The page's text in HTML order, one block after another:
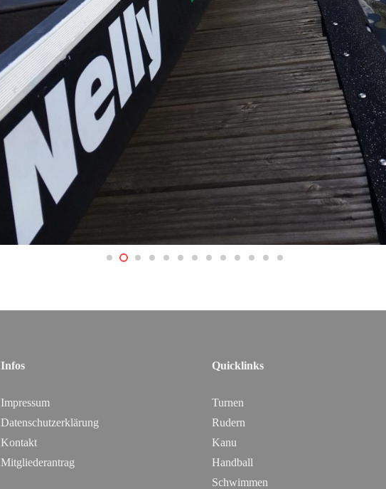
Infos
Impressum
Datenschutzerklärung
Kontakt
Mitgliederantrag
Quicklinks
Turnen
Rudern
Kanu
Handball
Schwimmen